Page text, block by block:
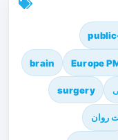
Europe
brain
surgery
روان